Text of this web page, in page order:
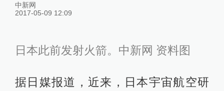
中新网
2017-05-09 12:09
日本此前发射火箭。中新网 资料图
据日媒报道，近来，日本宇宙航空研